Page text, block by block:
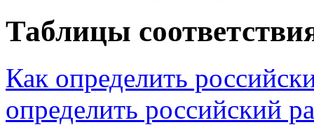
Таблицы
Как определить
определить российский